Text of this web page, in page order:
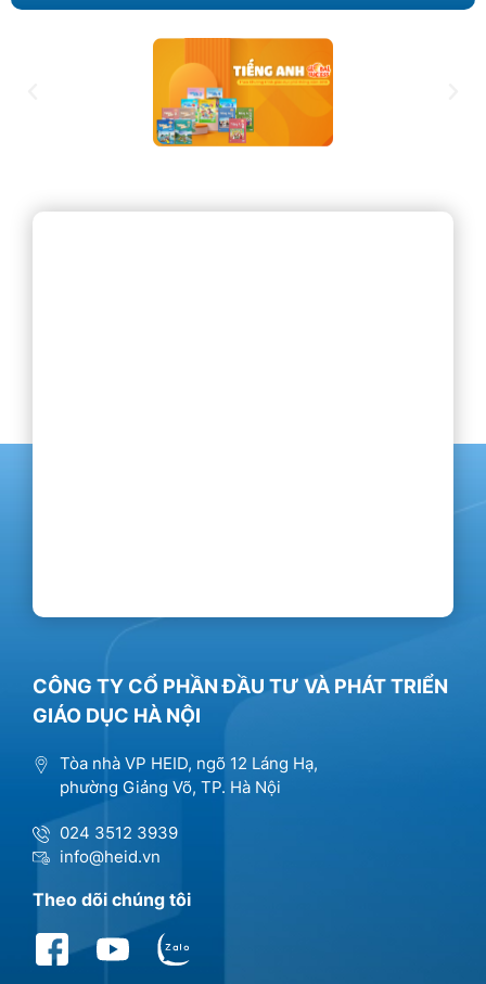
CÔNG TY CỔ PHẦN ĐẦU TƯ VÀ PHÁT TRIỂN
GIÁO DỤC HÀ NỘI
Tòa nhà VP HEID, ngõ 12 Láng Hạ,
phường Giảng Võ, TP. Hà Nội
024 3512 3939
info@heid.vn
Theo dõi chúng tôi